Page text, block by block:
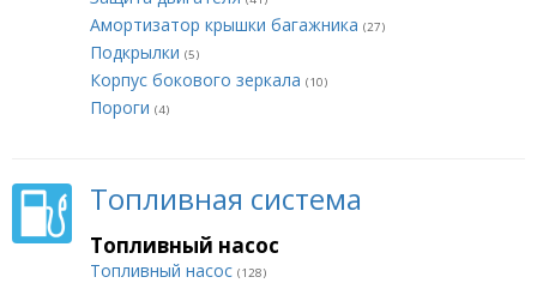
Амортизатор крышки багажника (27)
Подкрылки (5)
Корпус бокового зеркала (10)
Пороги (4)
Топливная система
Топливный насос
Топливный насос (128)